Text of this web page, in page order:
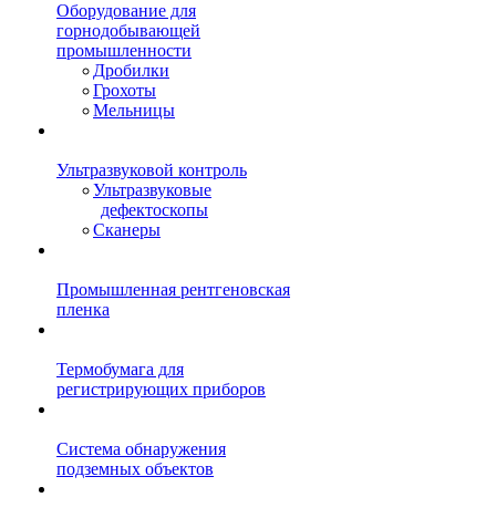
Оборудование для
горнодобывающей
промышленности
Дробилки
Грохоты
Мельницы
Ультразвуковой контроль
Ультразвуковые
дефектоскопы
Сканеры
Промышленная рентгеновская
пленка
Термобумага для
регистрирующих приборов
Система обнаружения
подземных объектов